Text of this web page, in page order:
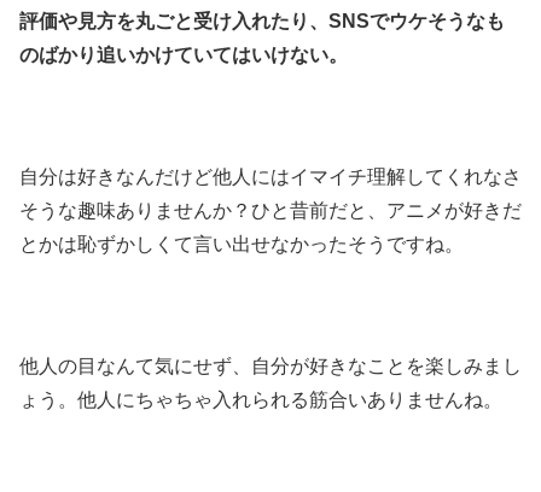
評価や見方を丸ごと受け入れたり、SNSでウケそうなも
のばかり追いかけていてはいけない。
自分は好きなんだけど他人にはイマイチ理解してくれなさ
そうな趣味ありませんか？ひと昔前だと、アニメが好きだ
とかは恥ずかしくて言い出せなかったそうですね。
他人の目なんて気にせず、自分が好きなことを楽しみまし
ょう。他人にちゃちゃ入れられる筋合いありませんね。